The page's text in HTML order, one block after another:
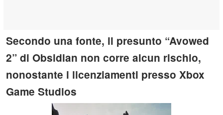
Secondo una fonte, il presunto “Avowed
2” di Obsidian non corre alcun rischio,
nonostante i licenziamenti presso Xbox
Game Studios